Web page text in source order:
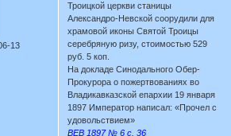
13
Троицкой церкви станицы
Александро-Невской соорудили для
храмовой иконы Святой Троицы
серебряную ризу, стоимостью 529
руб. 5 коп.
На докладе Синодального Обер-
Прокурора о пожертвованиях во
Владикавказской епархии 19 января
1897 Император написал: «Прочел с
удовольствием»
ВЕВ 1897 № 6 с. 36